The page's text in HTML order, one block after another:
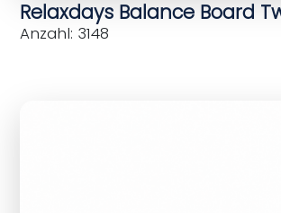
Relaxdays Balance Board
Anzahl: 3148